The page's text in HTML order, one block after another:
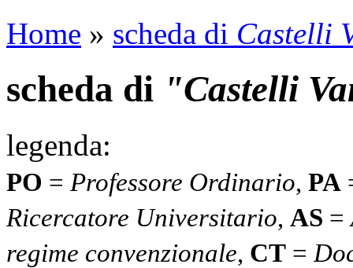
Home » scheda di Castelli
scheda di "Castelli
legenda:
PO = Professore Ordinario, PA
Ricercatore Universitario, AS =
regime convenzionale, CT =